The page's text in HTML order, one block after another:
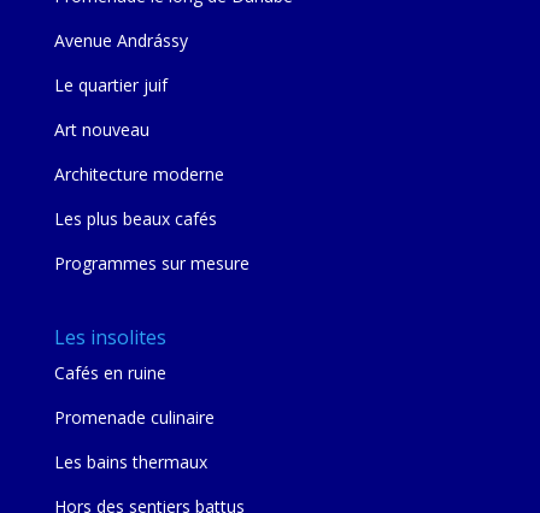
Avenue Andrássy
Le quartier juif
Art nouveau
Architecture moderne
Les plus beaux cafés
Programmes sur mesure
Les insolites
Cafés en ruine
Promenade culinaire
Les bains thermaux
Hors des sentiers battus